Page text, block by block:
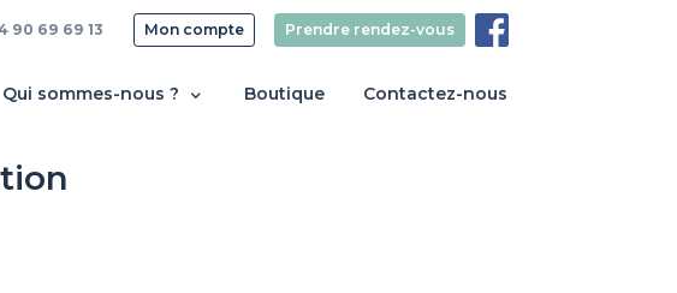
Qui sommes-nous ? Boutique Contactez-nous
90 69 69 13 Mon compte Prendre rendez-vous